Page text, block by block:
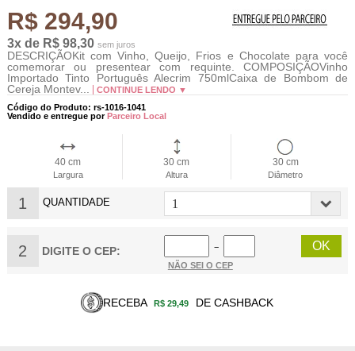
R$ 294,90
3x de R$ 98,30 sem juros
DESCRIÇÃOKit com Vinho, Queijo, Frios e Chocolate para você
comemorar ou presentear com requinte. COMPOSIÇÃOVinho
Importado Tinto Português Alecrim 750mlCaixa de Bombom de
Cereja Montev...
CONTINUE LENDO ▼
Código do Produto: rs-1016-1041
Vendido e entregue porParceiro Local
40 cm
Largura
30 cm
Altura
30 cm
Diâmetro
1 QUANTIDADE
2 DIGITE O CEP:
−
NÃO SEI O CEP
RECEBA R$ 29,49 DE CASHBACK